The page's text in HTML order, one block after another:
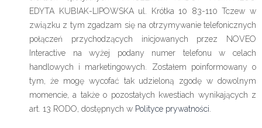
EDYTA KUBIAK-LIPOWSKA ul. Krótka 10 83-110 Tczew w
związku z tym zgadzam się na otrzymywanie telefonicznych
połączeń przychodzących inicjowanych przez NOVEO
Interactive na wyżej podany numer telefonu w celach
handlowych i marketingowych. Zostałem poinformowany o
tym, że mogę wycofać tak udzieloną zgodę w dowolnym
momencie, a także o pozostałych kwestiach wynikających z
art. 13 RODO, dostępnych w Polityce prywatności